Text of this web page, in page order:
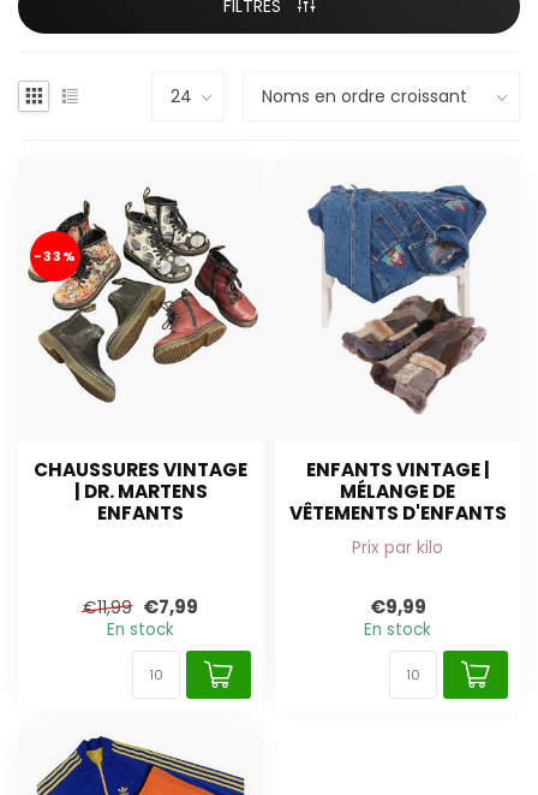
FILTRES
-33%
CHAUSSURES VINTAGE
| DR. MARTENS
ENFANTS
€11,99 €7,99
En stock
ENFANTS VINTAGE |
MÉLANGE DE
VÊTEMENTS D'ENFANTS
Prix par kilo
€9,99
En stock